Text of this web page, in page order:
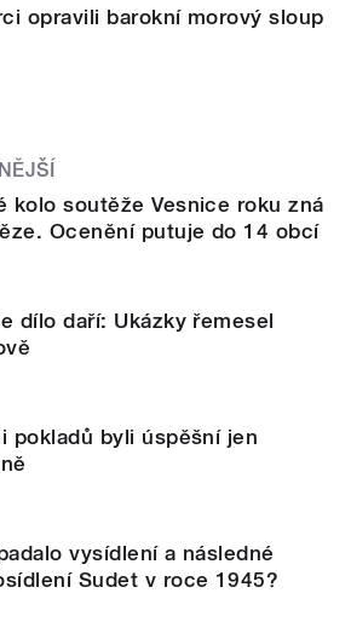
opravili barokní morový sloup
kolo soutěže Vesnice roku zná
Ocenění putuje do 14 obcí
dílo daří: Ukázky řemesel
pokladů byli úspěšní jen
vysídlení a následné
Sudet v roce 1945?